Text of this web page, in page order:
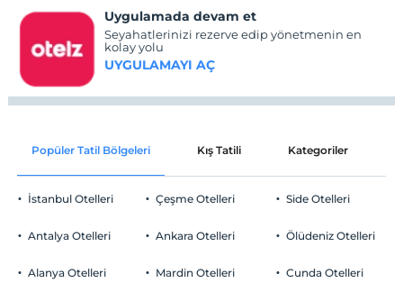
Uygulamada devam et
Seyahatlerinizi rezerve edip yönetmenin en
kolay yolu
UYGULAMAYI AÇ
Popüler Tatil Bölgeleri Kış Tatili Kategoriler
İstanbul Otelleri
Antalya Otelleri
Alanya Otelleri
Çeşme Otelleri
Ankara Otelleri
Mardin Otelleri
Side Otelleri
Ölüdeniz Otelleri
Cunda Otelleri